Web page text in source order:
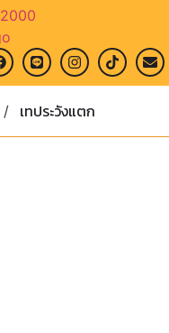
/ เทประวังแตก